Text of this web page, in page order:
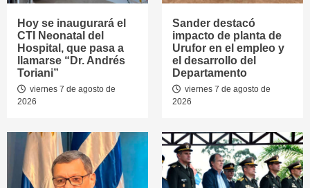
Hoy se inaugurará el
CTI Neonatal del
Hospital, que pasa a
llamarse “Dr. Andrés
Toriani”
viernes 7 de agosto de
2026
Sander destacó
impacto de planta de
Urufor en el empleo y
el desarrollo del
Departamento
viernes 7 de agosto de
2026